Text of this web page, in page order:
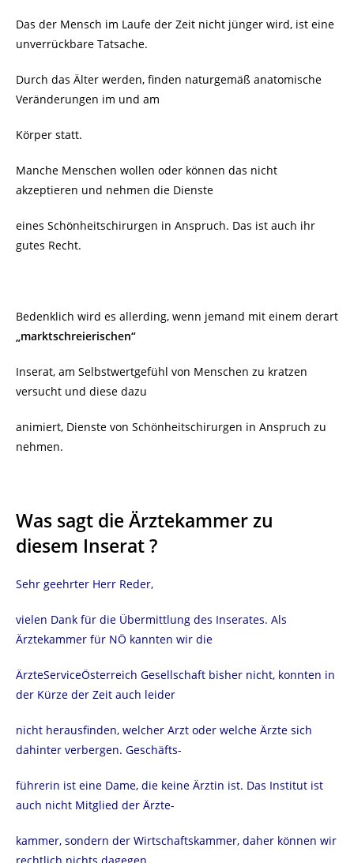
Das der Mensch im Laufe der Zeit nicht jünger wird, ist eine
unverrückbare Tatsache.
Durch das Älter werden, finden naturgemäß anatomische
Veränderungen im und am
Körper statt.
Manche Menschen wollen oder können das nicht
akzeptieren und nehmen die Dienste
eines Schönheitschirurgen in Anspruch. Das ist auch ihr
gutes Recht.
Bedenklich wird es allerding, wenn jemand mit einem derart
„marktschreierischen“
Inserat, am Selbstwertgefühl von Menschen zu kratzen
versucht und diese dazu
animiert, Dienste von Schönheitschirurgen in Anspruch zu
nehmen.
Was sagt die Ärztekammer zu
diesem Inserat ?
Sehr geehrter Herr Reder,
vielen Dank für die Übermittlung des Inserates. Als
Ärztekammer für NÖ kannten wir die
ÄrzteServiceÖsterreich Gesellschaft bisher nicht, konnten in
der Kürze der Zeit auch leider
nicht herausfinden, welcher Arzt oder welche Ärzte sich
dahinter verbergen. Geschäfts-
führerin ist eine Dame, die keine Ärztin ist. Das Institut ist
auch nicht Mitglied der Ärzte-
kammer, sondern der Wirtschaftskammer, daher können wir